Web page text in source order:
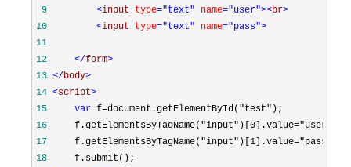
9
<input type="text" name="user"><br>
10
<input type="text" name="pass">
11
12
</form>
13 </body>
14 <script>
15
var f=document.getElementById( "test"
16
    f.getElementsByTagName(
"input" )[ 0 ].value="user
17
    f.getElementsByTagName(
"input" )[ 1 ].value="pass
18